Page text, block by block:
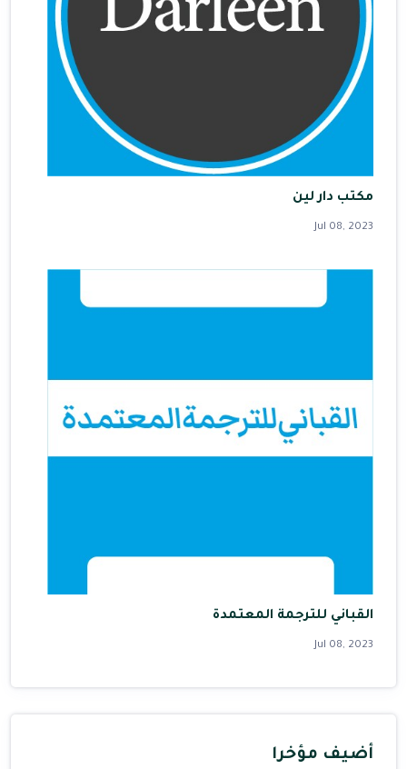
مكتب دار لين
Jul 08, 2023
القباني للترجمة المعتمدة
Jul 08, 2023
أضيف مؤخرا